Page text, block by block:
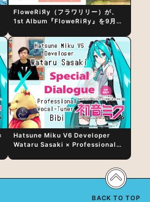
FloweRiЯy（フラワリリー）が、
1st Album『FloweRiЯy』を9月23
Hatsune Miku V6 Developer
Wataru Sasaki × Professional
Vocal Expression Lies in “Love
for the singing characters” and
BACK TO TOP